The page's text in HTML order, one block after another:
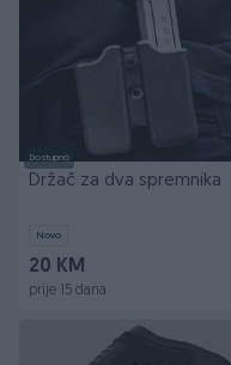
Dostupno
Držač za dva spremnika
Novo
20 KM
prije 15 dana